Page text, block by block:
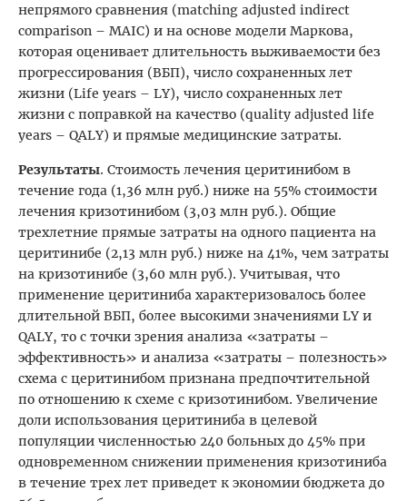
непрямого сравнения (matching adjusted indirect
comparison – MAIC) и на основе модели Маркова,
которая оценивает длительность выживаемости без
прогрессирования (ВБП), число сохраненных лет
жизни (Life years – LY), число сохраненных лет
жизни с поправкой на качество (quality adjusted life
years – QALY) и прямые медицинские затраты.
Результаты. Стоимость лечения церитинибом в
течение года (1,36 млн руб.) ниже на 55% стоимости
лечения кризотинибом (3,03 млн руб.). Общие
трехлетние прямые затраты на одного пациента на
церитинибе (2,13 млн руб.) ниже на 41%, чем затраты
на кризотинибе (3,60 млн руб.). Учитывая, что
применение церитиниба характеризовалось более
длительной ВБП, более высокими значениями LY и
QALY, то с точки зрения анализа «затраты –
эффективность» и анализа «затраты – полезность»
схема с церитинибом признана предпочтительной
по отношению к схеме с кризотинибом. Увеличение
доли использования церитиниба в целевой
популяции численностью 240 больных до 45% при
одновременном снижении применения кризотиниба
в течение трех лет приведет к экономии бюджета до